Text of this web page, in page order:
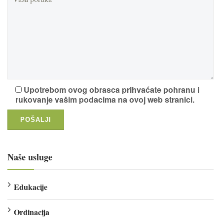
Upotrebom ovog obrasca prihvaćate pohranu i
rukovanje vašim podacima na ovoj web stranici.
Naše usluge
Edukacije
Ordinacija